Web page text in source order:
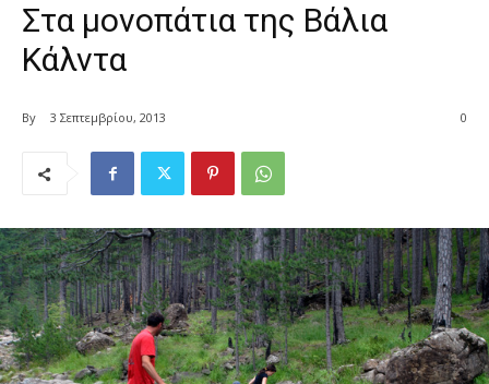
Στα μονοπάτια της Βάλια
Κάλντα
By 3 Σεπτεμβρίου, 2013 0